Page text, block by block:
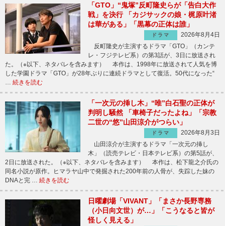
「GTO」“鬼塚”反町隆史らが「告白大作
戦」を決行 「カジサックの娘・梶原叶渚
は華がある」「黒幕の正体は誰」
ドラマ
2026年8月4日
反町隆史が主演するドラマ「GTO」（カンテ
レ・フジテレビ系）の第3話が、3日に放送され
た。（※以下、ネタバレを含みます） 本作は、1998年に放送されて人気を博
した学園ドラマ「GTO」が28年ぶりに連続ドラマとして復活。50代になった“
続きを読む
「一次元の挿し木」“唯”白石聖の正体が
判明し騒然 「車椅子だったよね」「宗教
二世の“悠”山田涼介がつらい」
ドラマ
2026年8月3日
山田涼介が主演するドラマ「一次元の挿し
木」（読売テレビ・日本テレビ系）の第5話が、
2日に放送された。（※以下、ネタバレを含みます） 本作は、松下龍之介氏の
同名小説が原作。ヒマラヤ山中で発掘された200年前の人骨が、失踪した妹の
DNAと完 … 続きを読む
日曜劇場「VIVANT」「まさか長野専務
（小日向文世）が…」「こうなると皆が
怪しく見える」